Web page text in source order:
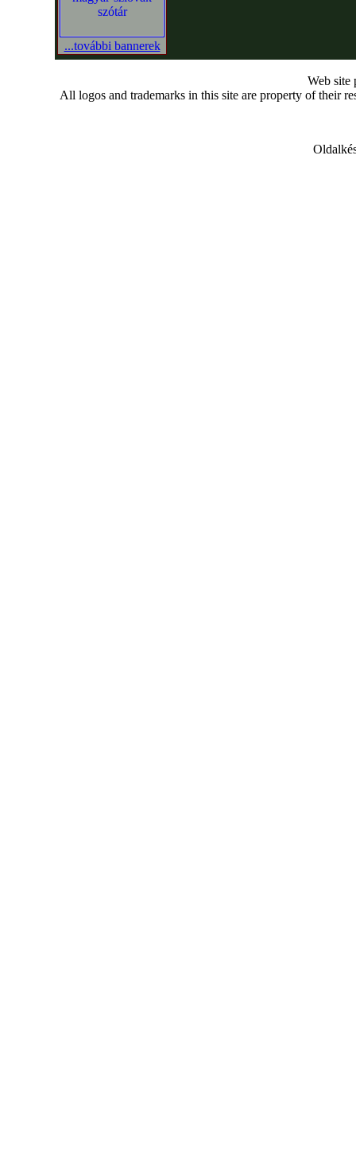
...további bannerek
Web site
All logos and trademarks in this site are property of their